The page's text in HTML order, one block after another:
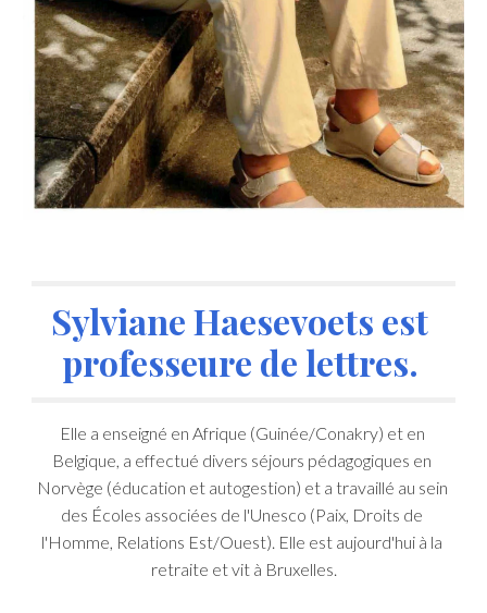
Sylviane Haesevoets est
professeure de lettres.
Elle a enseigné en Afrique (Guinée/Conakry) et en
Belgique, a effectué divers séjours pédagogiques en
Norvège (éducation et autogestion) et a travaillé au sein
des Écoles associées de l'Unesco (Paix, Droits de
l'Homme, Relations Est/Ouest). Elle est aujourd'hui à la
retraite et vit à Bruxelles.